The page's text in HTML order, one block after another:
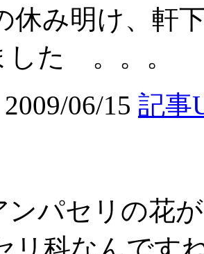
明け、軒下
した 。。。
2009/06/15 記事
ンパセリの花
リ科なんです